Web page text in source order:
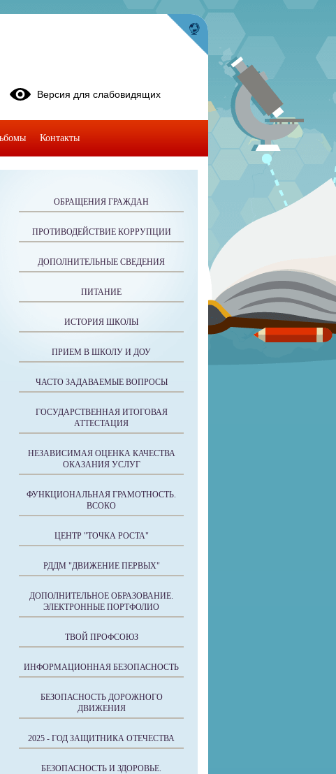
ОБРАЩЕНИЯ ГРАЖДАН
ПРОТИВОДЕЙСТВИЕ КОРРУПЦИИ
ДОПОЛНИТЕЛЬНЫЕ СВЕДЕНИЯ
ПИТАНИЕ
ИСТОРИЯ ШКОЛЫ
ПРИЕМ В ШКОЛУ И ДОУ
ЧАСТО ЗАДАВАЕМЫЕ ВОПРОСЫ
ГОСУДАРСТВЕННАЯ ИТОГОВАЯ
АТТЕСТАЦИЯ
НЕЗАВИСИМАЯ ОЦЕНКА КАЧЕСТВА
ОКАЗАНИЯ УСЛУГ
ФУНКЦИОНАЛЬНАЯ ГРАМОТНОСТЬ.
ВСОКО
ЦЕНТР "ТОЧКА РОСТА"
РДДМ "ДВИЖЕНИЕ ПЕРВЫХ"
ДОПОЛНИТЕЛЬНОЕ ОБРАЗОВАНИЕ.
ЭЛЕКТРОННЫЕ ПОРТФОЛИО
ТВОЙ ПРОФСОЮЗ
ИНФОРМАЦИОННАЯ БЕЗОПАСНОСТЬ
БЕЗОПАСНОСТЬ ДОРОЖНОГО
ДВИЖЕНИЯ
2025 - ГОД ЗАЩИТНИКА ОТЕЧЕСТВА
БЕЗОПАСНОСТЬ И ЗДОРОВЬЕ.
Версия для слабовидящих
Контакты